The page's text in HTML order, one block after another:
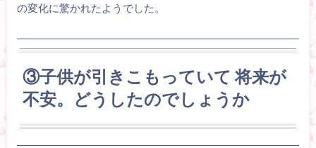
の変化に驚かれたようでした。
③子供が引きこもっていて 将来が
不安。どうしたのでしょうか